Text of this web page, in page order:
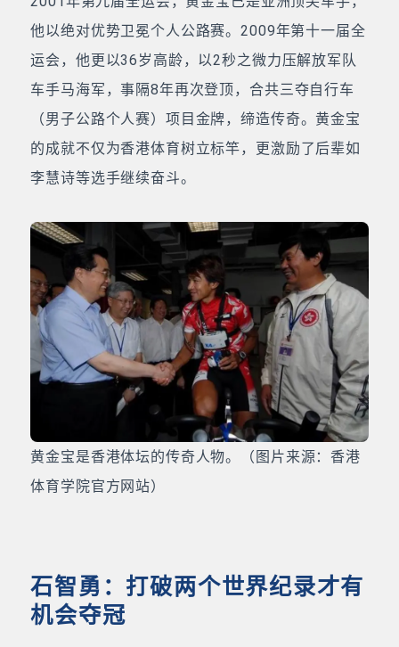
他以绝对优势卫冕个人公路赛。2009年第十一届全
运会，他更以36岁高龄，以2秒之微力压解放军队
车手马海军，事隔8年再次登顶，合共三夺自行车
（男子公路个人赛）项目金牌，缔造传奇。黄金宝
的成就不仅为香港体育树立标竿，更激励了后辈如
李慧诗等选手继续奋斗。
黄金宝是香港体坛的传奇人物。（图片来源：香港
体育学院官方网站）
石智勇：打破两个世界纪录才有
机会夺冠